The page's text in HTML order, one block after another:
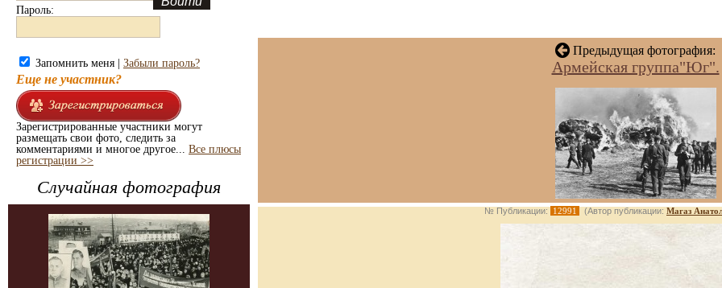
Пароль:
Запомнить меня | Забыли пароль?
Еще не участник?
Зарегистрированные участники могут
размещать свои фото, следить за
комментариями и многое другое... Все плюсы
регистрации >>
Случайная фотография
Предыдущая фотография:
Армейская группа"Юг".
№ Публикации: 12991 (Автор публикации: Магаз